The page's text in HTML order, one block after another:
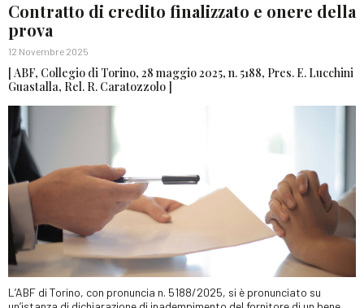
Contratto di credito finalizzato e onere della
prova
12 Novembre 2025
[ ABF, Collegio di Torino, 28 maggio 2025, n. 5188, Pres. E. Lucchini
Guastalla, Rel. R. Caratozzolo ]
L’ABF di Torino, con pronuncia n. 5188/2025, si è pronunciato su